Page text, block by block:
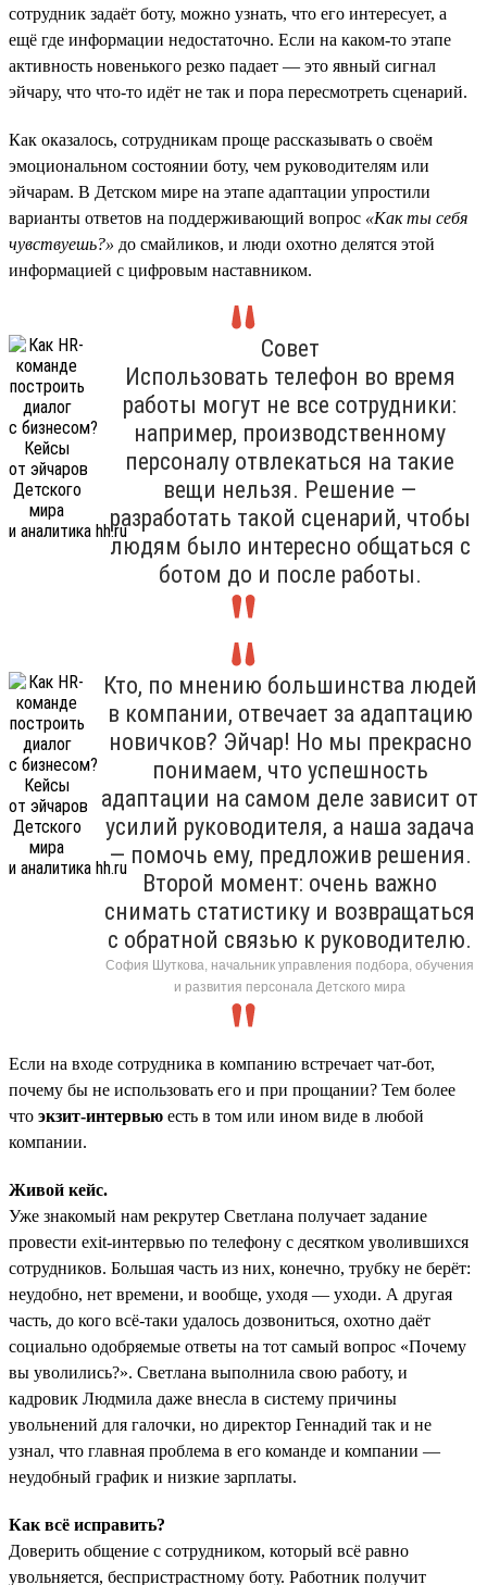
сотрудник задаёт боту, можно узнать, что его интересует, а
ещё где информации недостаточно. Если на каком-то этапе
активность новенького резко падает — это явный сигнал
эйчару, что что-то идёт не так и пора пересмотреть сценарий.
Как оказалось, сотрудникам проще рассказывать о своём
эмоциональном состоянии боту, чем руководителям или
эйчарам. В Детском мире на этапе адаптации упростили
варианты ответов на поддерживающий вопрос «Как ты себя
чувствуешь?» до смайликов, и люди охотно делятся этой
информацией с цифровым наставником.
Совет
Использовать телефон во время
работы могут не все сотрудники:
например, производственному
персоналу отвлекаться на такие
вещи нельзя. Решение —
разработать такой сценарий, чтобы
людям было интересно общаться с
ботом до и после работы.
Кто, по мнению большинства людей
в компании, отвечает за адаптацию
новичков? Эйчар! Но мы прекрасно
понимаем, что успешность
адаптации на самом деле зависит от
усилий руководителя, а наша задача
— помочь ему, предложив решения.
Второй момент: очень важно
снимать статистику и возвращаться
с обратной связью к руководителю.
София Шуткова, начальник управления подбора, обучения
и развития персонала Детского мира
Если на входе сотрудника в компанию встречает чат-бот,
почему бы не использовать его и при прощании? Тем более
что экзит-интервью есть в том или ином виде в любой
компании.
Живой кейс.
Уже знакомый нам рекрутер Светлана получает задание
провести exit-интервью по телефону с десятком уволившихся
сотрудников. Большая часть из них, конечно, трубку не берёт:
неудобно, нет времени, и вообще, уходя — уходи. А другая
часть, до кого всё-таки удалось дозвониться, охотно даёт
социально одобряемые ответы на тот самый вопрос «Почему
вы уволились?». Светлана выполнила свою работу, и
кадровик Людмила даже внесла в систему причины
увольнений для галочки, но директор Геннадий так и не
узнал, что главная проблема в его команде и компании —
неудобный график и низкие зарплаты.
Как всё исправить?
Доверить общение с сотрудником, который всё равно
увольняется, беспристрастному боту. Работник получит